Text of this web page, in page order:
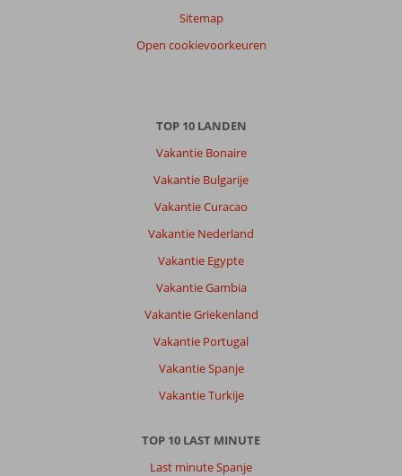
Sitemap
Open cookievoorkeuren
TOP 10 LANDEN
Vakantie Bonaire
Vakantie Bulgarije
Vakantie Curacao
Vakantie Nederland
Vakantie Egypte
Vakantie Gambia
Vakantie Griekenland
Vakantie Portugal
Vakantie Spanje
Vakantie Turkije
TOP 10 LAST MINUTE
Last minute Spanje